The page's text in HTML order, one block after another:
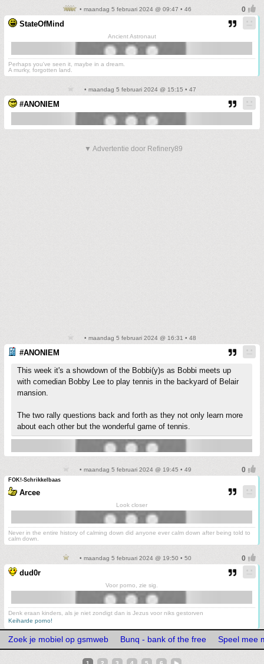
• maandag 5 februari 2024 @ 09:47 • 46
StateOfMind
Ancient Astronaut
Perhaps you've seen it, maybe in a dream.
A murky, forgotten land.
• maandag 5 februari 2024 @ 15:15 • 47
#ANONIEM
▼ Advertentie door Refinery89
• maandag 5 februari 2024 @ 16:31 • 48
#ANONIEM
This week it's a showdown of the Bobbi(y)s as Bobbi meets up
with comedian Bobby Lee to play tennis in the backyard of Belair
mansion.
The two rally questions back and forth as they not only learn more
about each other but the wonderful game of tennis.
• maandag 5 februari 2024 @ 19:45 • 49
FOK!-Schrikkelbaas
Arcee
Look closer
Never in the entire history of calming down did anyone ever calm down after being told to
calm down.
• maandag 5 februari 2024 @ 19:50 • 50
dud0r
Voor porno, zie sig.
Denk eraan kinders, als je niet zondigt dan is Jezus voor niks gestorven
Keiharde porno!
Zoek je mobiel op gsmweb Bunq - bank of the free Speel mee